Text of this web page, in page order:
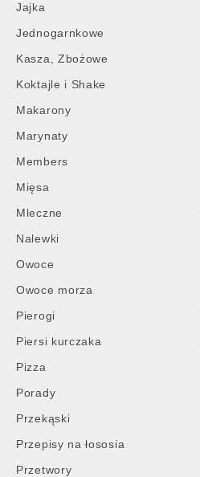
Jajka
Jednogarnkowe
Kasza, Zbożowe
Koktajle i Shake
Makarony
Marynaty
Members
Mięsa
Mleczne
Nalewki
Owoce
Owoce morza
Pierogi
Piersi kurczaka
Pizza
Porady
Przekąski
Przepisy na łososia
Przetwory